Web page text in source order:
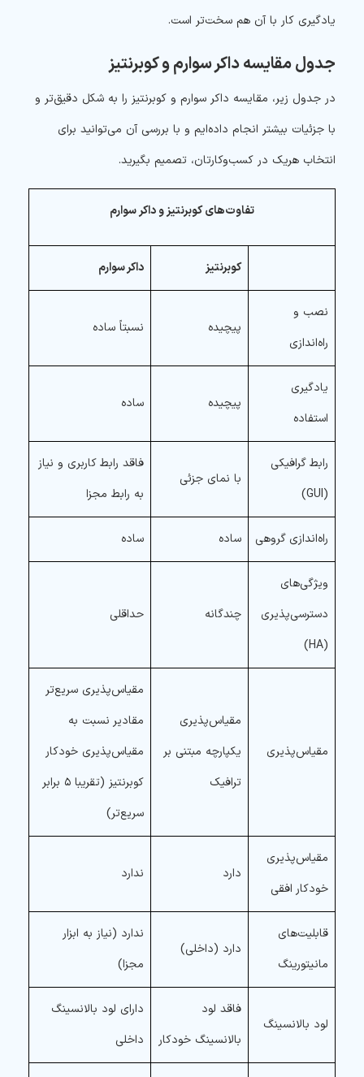
یادگیری کار با آن هم سخت‌تر است.
جدول مقایسه داکر سوارم و کوبرنتیز
در جدول زیر، مقایسه داکر سوارم و کوبرنتیز را به شکل دقیق‌تر و
با جزئیات بیشتر انجام داده‌ایم و با بررسی آن می‌توانید برای
انتخاب هریک در کسب‌وکارتان، تصمیم بگیرید.
تفاوت‌های کوبرنتیز و داکر سوارم
کوبرنتیز داکر سوارم
نصب و
راه‌اندازی
پیچیده نسبتاً ساده
یادگیری
استفاده
پیچیده ساده
رابط گرافیکی
(GUI)
با نمای جزئی
فاقد رابط کاربری و نیاز
به رابط مجزا
راه‌اندازی گروهی ساده ساده
ویژگی‌های
دسترسی‌پذیری
(HA)
چندگانه حداقلی
مقیاس‌پذیری
مقیاس‌پذیری
یکپارچه مبتنی بر
ترافیک
مقیاس‌پذیری سریع‌تر
مقادیر نسبت به
مقیاس‌پذیری خودکار
کوبرنتیز (تقریبا ۵ برابر
سریع‌تر)
مقیاس‌پذیری
خودکار افقی
دارد ندارد
قابلیت‌های
مانیتورینگ
دارد (داخلی)
ندارد (نیاز به ابزار
مجزا)
لود بالانسینگ
فاقد لود
بالانسینگ خودکار
دارای لود بالانسینگ
داخلی